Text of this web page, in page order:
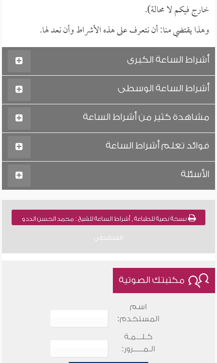
خارج فيكم لا محالة).
وهذا يقتضي منا: أن نتعرف على هذه الأشراط وأن نعد لها.
أشراط الساعة الكبرى
أشراط الساعة الوسطى
مشاهدة كثير من أشراط الساعة
فوائد تعلم أشراط الساعة
الأسئلة
نسخة نصية للطباعة , أشراط الساعة للشيخ : محمد الحسن الددو
الشنقيطي
مكتبتك الصوتية
اسم
المستخدم:
كـلـــمـة
الـمـــــرور: